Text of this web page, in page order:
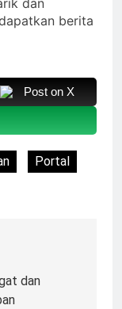
dan
berita
Post on X
Portal
dan